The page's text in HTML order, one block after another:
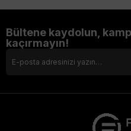
Bültene kaydolun,
kaçırmayın!